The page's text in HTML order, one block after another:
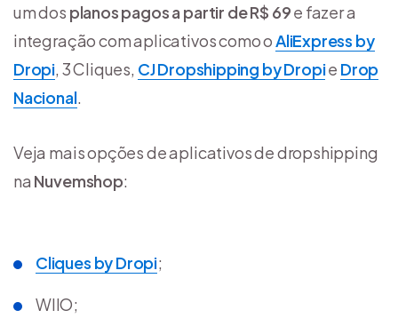
um dos planos pagos a partir de R$ 69e fazer a
integração com aplicativos como oAliExpress by
Dropi, 3 Cliques, CJ Dropshipping by Dropie Drop
Nacional.
Veja mais opções de aplicativos de dropshipping
na Nuvemshop:
Cliques by Dropi;
WIIO;